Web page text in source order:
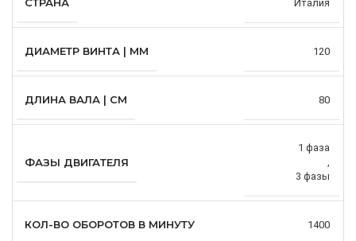
СТРАНА Италия
ДИАМЕТР ВИНТА | ММ 120
ДЛИНА ВАЛА | СМ 80
ФАЗЫ ДВИГАТЕЛЯ
1 фаза
,
3 фазы
КОЛ-ВО ОБОРОТОВ В МИНУТУ 1400